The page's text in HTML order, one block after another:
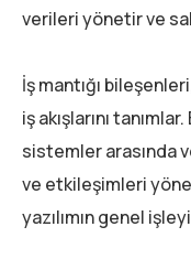
verileri yönetir ve
İş mantığı
iş akışlarını
sistemler arasında
ve etkileşimleri
yazılımın genel